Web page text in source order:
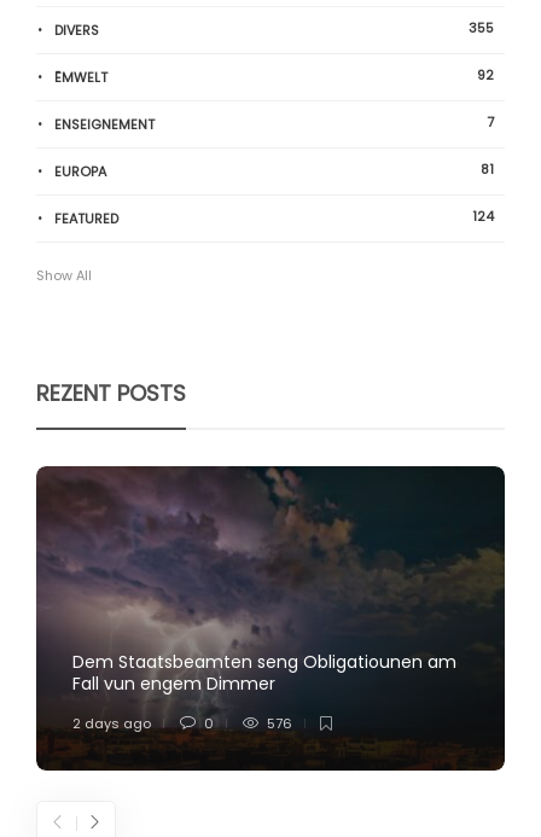
DIVERS 355
ËMWELT 92
ENSEIGNEMENT 7
EUROPA 81
FEATURED 124
Show All
REZENT POSTS
Dem Staatsbeamten seng Obligatiounen am
Fall vun engem Dimmer
2 days ago 0 576